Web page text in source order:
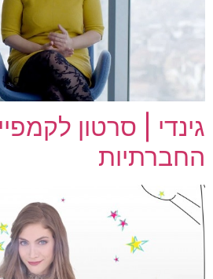
גינדי | סרטון
החברתיות